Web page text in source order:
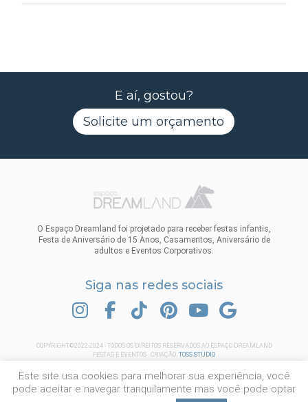
E aí, gostou?
Solicite um orçamento
O Espaço Dreamland foi projetado para receber festas infantis,
Festa de Aniversário de 15 Anos, Casamentos, Aniversário de
adultos e Eventos Corporativos.
Siga nas redes sociais
INSTAGRAMFACEBOOKTIK TOK PINTERESTYOUTUBE
COPYRIGHT©2022-2024 - TODOS OS DIREITOS RESERVADOS AO ESPAÇO DREAMLAND
FESTAS E EVENTOS . CRIAÇÃO:TOSS STUDIO
Este site usa cookies para melhorar sua experiência, você
pode aceitar e navegar tranquilamente mas você pode optar